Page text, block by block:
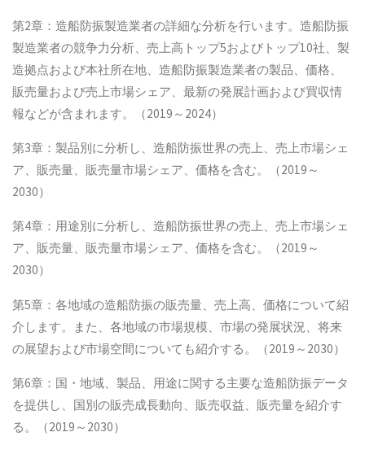
第2章：造船防振製造業者の詳細な分析を行います。造船防振
製造業者の競争力分析、売上高トップ5およびトップ10社、製
造拠点および本社所在地、造船防振製造業者の製品、価格、
販売量および売上市場シェア、最新の発展計画および買収情
報などが含まれます。（2019～2024）
第3章：製品別に分析し、造船防振世界の売上、売上市場シェ
ア、販売量、販売量市場シェア、価格を含む。（2019～
2030）
第4章：用途別に分析し、造船防振世界の売上、売上市場シェ
ア、販売量、販売量市場シェア、価格を含む。（2019～
2030）
第5章：各地域の造船防振の販売量、売上高、価格について紹
介します。また、各地域の市場規模、市場の発展状況、将来
の展望および市場空間についても紹介する。（2019～2030）
第6章：国・地域、製品、用途に関する主要な造船防振データ
を提供し、国別の販売成長動向、販売収益、販売量を紹介す
る。（2019～2030）